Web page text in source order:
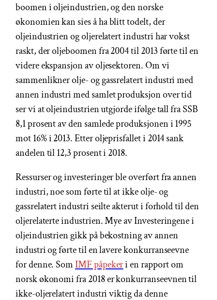
boomen i oljeindustrien, og den norske
økonomien kan sies å ha blitt todelt, der
oljeindustrien og oljerelatert industri har vokst
raskt, der oljeboomen fra 2004 til 2013 førte til en
videre ekspansjon av oljesektoren. Om vi
sammenlikner olje- og gassrelatert industri med
annen industri med samlet produksjon over tid
ser vi at oljeindustrien utgjorde ifølge tall fra SSB
8,1 prosent av den samlede produksjonen i 1995
mot 16% i 2013. Etter oljeprisfallet i 2014 sank
andelen til 12,3 prosent i 2018.
Ressurser og investeringer ble overført fra annen
industri, noe som førte til at ikke olje- og
gassrelatert industri seilte akterut i forhold til den
oljerelaterte industrien. Mye av Investeringene i
oljeindustrien gikk på bekostning av annen
industri og førte til en lavere konkurranseevne
for denne. SomIMF påpekeri en rapport om
norsk økonomi fra 2018 er konkurranseevnen til
ikke-oljerelatert industri viktig da denne